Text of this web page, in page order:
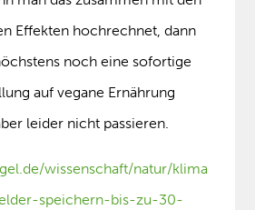
Effekten hochrechnet, dann
noch eine sofortige
auf vegane Ernährung
leider nicht passieren.
wissenschaft/natur/klima
speichern-bis-zu-30-